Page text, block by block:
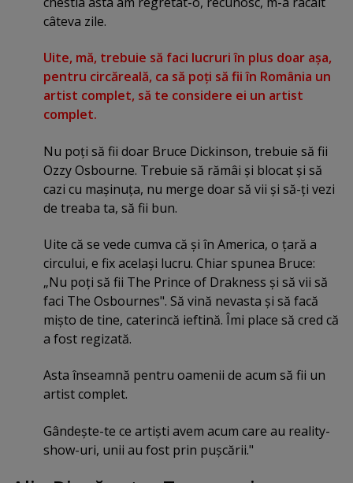
câteva zile.
Uite, mă, trebuie să faci lucruri în plus doar aşa,
pentru circăreală, ca să poţi să fii în România un
artist complet, să te considere ei un artist
complet.
Nu poţi să fii doar Bruce Dickinson, trebuie să fii
Ozzy Osbourne. Trebuie să rămâi şi blocat şi să
cazi cu maşinuţa, nu merge doar să vii şi să-ţi vezi
de treaba ta, să fii bun.
Uite că se vede cumva că şi în America, o ţară a
circului, e fix acelaşi lucru. Chiar spunea Bruce:
„Nu poţi să fii The Prince of Drakness şi să vii să
faci The Osbournes". Să vină nevasta şi să facă
mişto de tine, caterincă ieftină. Îmi place să cred că
a fost regizată.
Asta înseamnă pentru oamenii de acum să fii un
artist complet.
Gândeşte-te ce artişti avem acum care au reality-
show-uri, unii au fost prin puşcării."